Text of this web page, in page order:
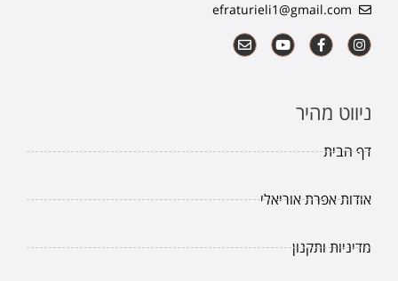
efraturieli1@gmail.com
ניווט מהיר
דף הבית
אודות אפרת אוריאלי
מדיניות ותקנון